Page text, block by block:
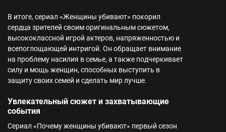
В итоге, сериал «Женщины убивают» покорил
сердца зрителей своим оригинальным сюжетом,
высококлассной игрой актеров, напряженностью и
всепоглощающей интригой. Он обращает внимание
на проблему насилия в семье, а также подчеркивает
силу и мощь женщин, способных выступить в
защиту своих семей и сделать мир лучше.
Увлекательный сюжет и захватывающие
события
Сериал «Почему женщины убивают» первый сезон